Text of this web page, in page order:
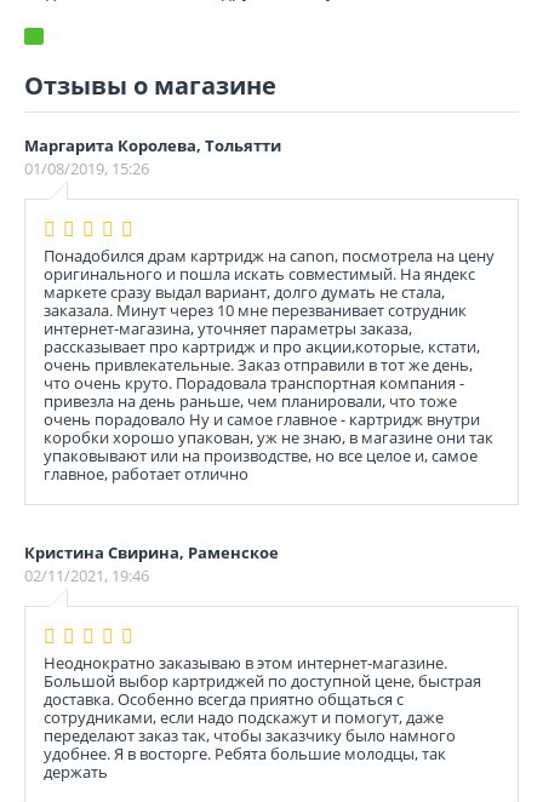
Отзывы о магазине
Маргарита Королева, Тольятти
01/08/2019, 15:26
Понадобился драм картридж на canon, посмотрела на цену
оригинального и пошла искать совместимый. На яндекс
маркете сразу выдал вариант, долго думать не стала,
заказала. Минут через 10 мне перезванивает сотрудник
интернет-магазина, уточняет параметры заказа,
рассказывает про картридж и про акции,которые, кстати,
очень привлекательные. Заказ отправили в тот же день,
что очень круто. Порадовала транспортная компания -
привезла на день раньше, чем планировали, что тоже
очень порадовало Ну и самое главное - картридж внутри
коробки хорошо упакован, уж не знаю, в магазине они так
упаковывают или на производстве, но все целое и, самое
главное, работает отлично
Кристина Свирина, Раменское
02/11/2021, 19:46
Неоднократно заказываю в этом интернет-магазине.
Большой выбор картриджей по доступной цене, быстрая
доставка. Особенно всегда приятно общаться с
сотрудниками, если надо подскажут и помогут, даже
переделают заказ так, чтобы заказчику было намного
удобнее. Я в восторге. Ребята большие молодцы, так
держать